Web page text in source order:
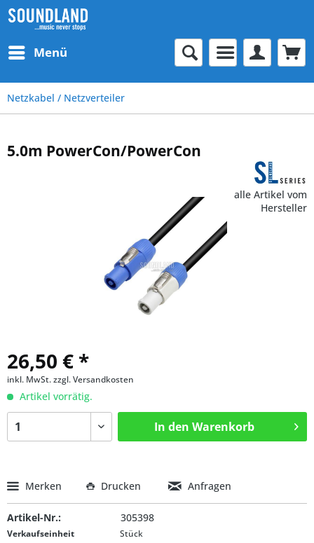
Menü
Netzkabel / Netzverteiler
5.0m PowerCon/PowerCon
alle Artikel vom
Hersteller
26,50 € *
inkl. MwSt.zzgl. Versandkosten
Artikel vorrätig.
In den Warenkorb
Merken Drucken Anfragen
Artikel-Nr.: 305398
Verkaufseinheit Stück